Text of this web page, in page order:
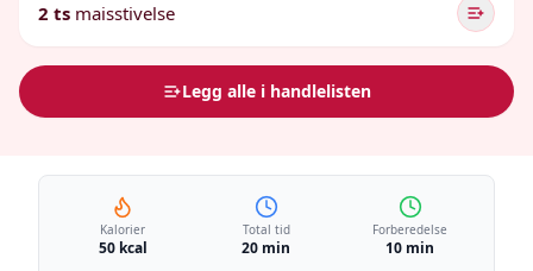
2 ts maisstivelse
Legg alle i handlelisten
Kalorier
50 kcal
Total tid
20 min
Forberedelse
10 min